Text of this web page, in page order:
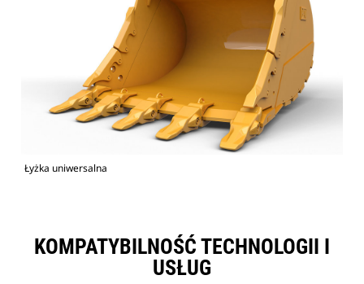
Łyżka uniwersalna
KOMPATYBILNOŚĆ TECHNOLOGII I
USŁUG